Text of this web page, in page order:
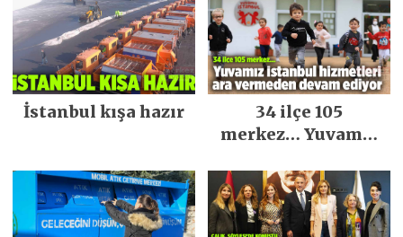
İstanbul kışa hazır
34 ilçe 105
merkez… Yuvamız
ara vermeden
devam ediyor